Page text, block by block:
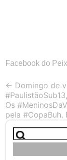
Facebook do
Post
navigation
← Domingo de
Os
pela #CopaBuh.
Pesquisar
por: